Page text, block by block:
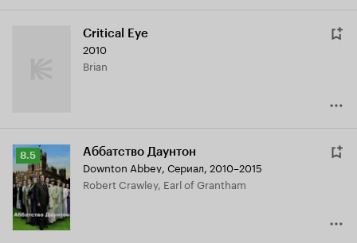
Critical Eye
2010
Brian
Рейтинг
Кинопоиска
8.5
8.5 Аббатство Даунтон
Downton Abbey, Сериал, 2010–2015
Robert Crawley, Earl of Grantham